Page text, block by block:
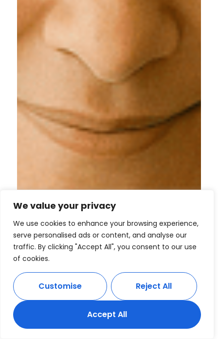
We value your privacy
We use cookies to enhance your browsing experience,
serve personalised ads or content, and analyse our
traffic. By clicking "Accept All", you consent to our use
of cookies.
Customise Reject All
Accept All